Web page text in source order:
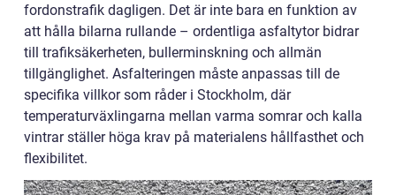
fordonstrafik dagligen. Det är inte bara en funktion av
att hålla bilarna rullande – ordentliga asfaltytor bidrar
till trafiksäkerheten, bullerminskning och allmän
tillgänglighet. Asfalteringen måste anpassas till de
specifika villkor som råder i Stockholm, där
temperaturväxlingarna mellan varma somrar och kalla
vintrar ställer höga krav på materialens hållfasthet och
flexibilitet.